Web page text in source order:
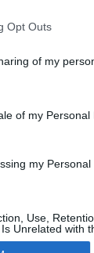
Opt Outs
of my
of my Personal
my Personal
Use,
Unrelated with